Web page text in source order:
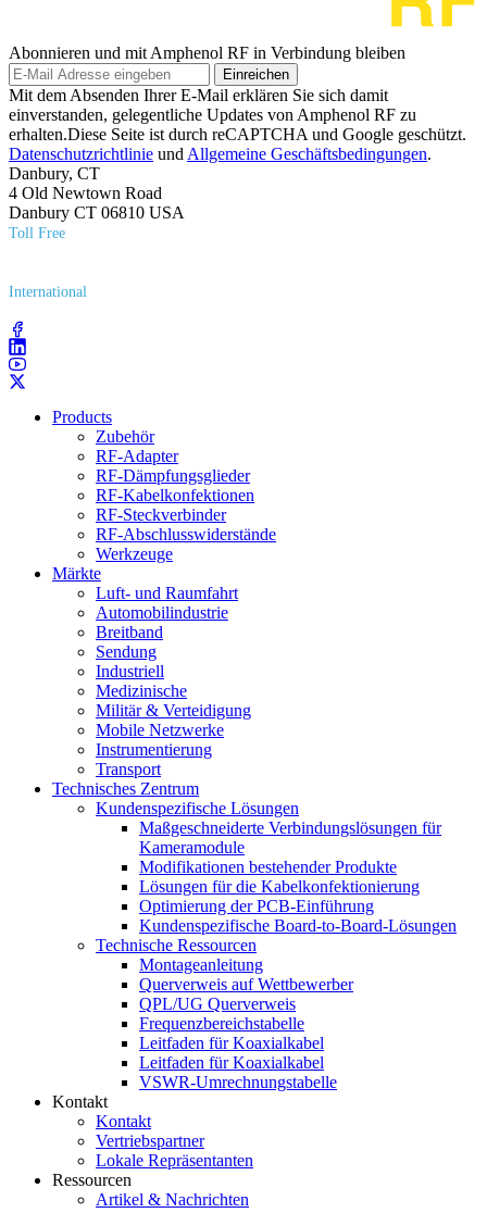
Abonnieren und mit Amphenol RF in Verbindung bleiben
Einreichen
Mit dem Absenden Ihrer E-Mail erklären Sie sich damit
einverstanden, gelegentliche Updates von Amphenol RF zu
erhalten.Diese Seite ist durch reCAPTCHA und Google geschützt.
Datenschutzrichtlinie und Allgemeine Geschäftsbedingungen.
Danbury, CT
4 Old Newtown Road
Danbury CT 06810 USA
Toll Free
International
Products
Zubehör
RF-Adapter
RF-Dämpfungsglieder
RF-Kabelkonfektionen
RF-Steckverbinder
RF-Abschlusswiderstände
Werkzeuge
Märkte
Luft- und Raumfahrt
Automobilindustrie
Breitband
Sendung
Industriell
Medizinische
Militär & Verteidigung
Mobile Netzwerke
Instrumentierung
Transport
Technisches Zentrum
Kundenspezifische Lösungen
Maßgeschneiderte Verbindungslösungen für
Kameramodule
Modifikationen bestehender Produkte
Lösungen für die Kabelkonfektionierung
Optimierung der PCB-Einführung
Kundenspezifische Board-to-Board-Lösungen
Technische Ressourcen
Montageanleitung
Querverweis auf Wettbewerber
QPL/UG Querverweis
Frequenzbereichstabelle
Leitfaden für Koaxialkabel
Leitfaden für Koaxialkabel
VSWR-Umrechnungstabelle
Kontakt
Kontakt
Vertriebspartner
Lokale Repräsentanten
Ressourcen
Artikel & Nachrichten